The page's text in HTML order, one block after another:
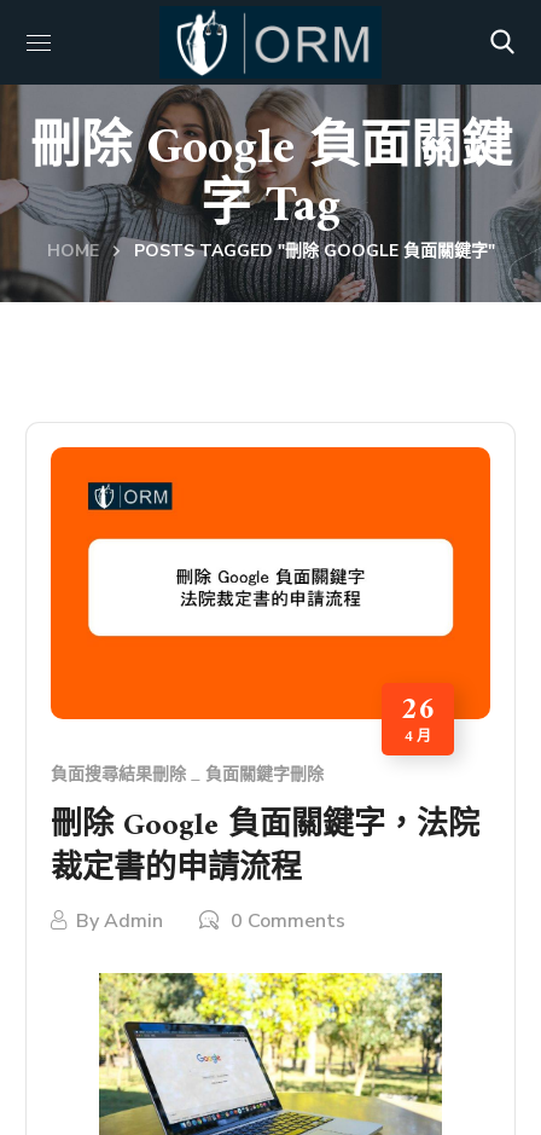
刪除 Google 負面關鍵
字 Tag
HOME POSTS TAGGED "刪除 GOOGLE 負面關鍵字"
26
4 月
負面搜尋結果刪除 負面關鍵字刪除
刪除 Google 負面關鍵字，法院
裁定書的申請流程
ByAdmin 0 Comments